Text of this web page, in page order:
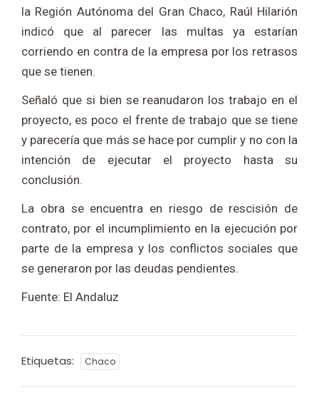
la Región Autónoma del Gran Chaco, Raúl Hilarión
indicó que al parecer las multas ya estarían
corriendo en contra de la empresa por los retrasos
que se tienen.
Señaló que si bien se reanudaron los trabajo en el
proyecto, es poco el frente de trabajo que se tiene
y parecería que más se hace por cumplir y no con la
intención de ejecutar el proyecto hasta su
conclusión.
La obra se encuentra en riesgo de rescisión de
contrato, por el incumplimiento en la ejecución por
parte de la empresa y los conflictos sociales que
se generaron por las deudas pendientes.
Fuente: El Andaluz
Etiquetas: Chaco